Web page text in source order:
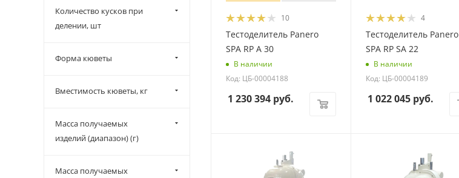
10
Тестоделитель Panero
SPA RP A 30
В наличии
Код: ЦБ-00004188
1 230 394 руб.
4
Тестоделитель Panero
SPA RP SA 22
В наличии
Код: ЦБ-00004189
1 022 045руб.
Количество кусков при
делении, шт
Форма кюветы
Вместимость кюветы, кг
Масса получаемых
изделий (диапазон) (г)
Масса получаемых